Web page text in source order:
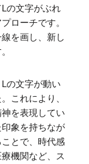
の文字がぶれ
ローチです。
を画し、新し
の文字が動い
これにより、
を表現してい
象を持ちなが
とで、時代感
機関など、ス